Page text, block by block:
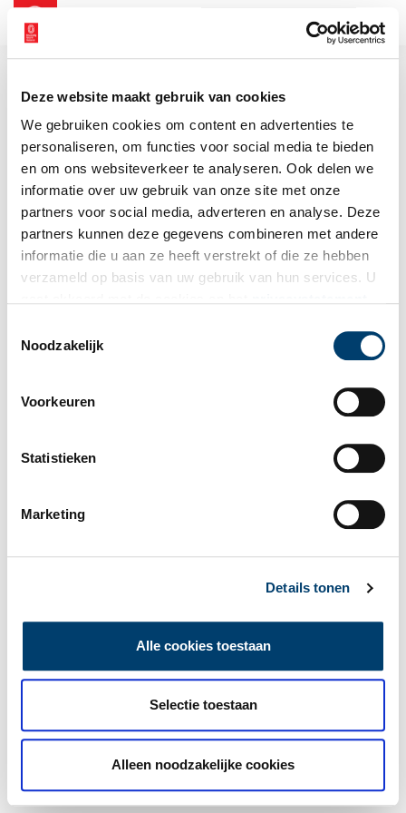
Deze website maakt gebruik van cookies
We gebruiken cookies om content en advertenties te
personaliseren, om functies voor social media te bieden
en om ons websiteverkeer te analyseren. Ook delen we
informatie over uw gebruik van onze site met onze
partners voor social media, adverteren en analyse. Deze
partners kunnen deze gegevens combineren met andere
informatie die u aan ze heeft verstrekt of die ze hebben
verzameld op basis van uw gebruik van hun services. U
Noodzakelijk
Voorkeuren
Statistieken
Marketing
Details tonen
Alle cookies toestaan
Selectie toestaan
Alleen noodzakelijke cookies